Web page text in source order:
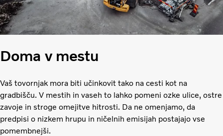
Doma v mestu
Vaš tovornjak mora biti učinkovit tako na cesti kot na
gradbišču. V mestih in vaseh to lahko pomeni ozke ulice, ostre
zavoje in stroge omejitve hitrosti. Da ne omenjamo, da
predpisi o nizkem hrupu in ničelnih emisijah postajajo vse
pomembnejši.